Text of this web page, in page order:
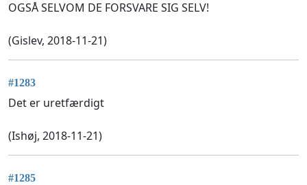
OGSÅ SELVOM DE FORSVARE SIG SELV!
(Gislev, 2018-11-21)
#1283
Det er uretfærdigt
(Ishøj, 2018-11-21)
#1285